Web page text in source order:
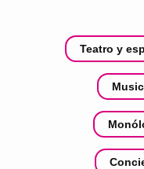
Teatro y